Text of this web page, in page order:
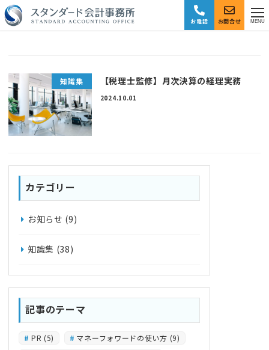
お電話 お問合せ MENU
知識集 【税理士監修】月次決算の経理実務
2024.10.01
カテゴリー
お知らせ (9)
知識集 (38)
記事のテーマ
PR (5) マネーフォワードの使い方 (9)